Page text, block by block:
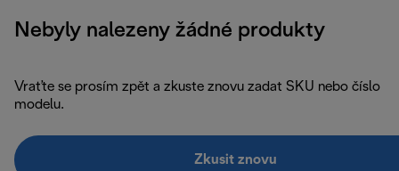
Nebyly nalezeny žádné produkty
Vraťte se prosím zpět a zkuste znovu zadat SKU nebo číslo
modelu.
Zkusit znovu